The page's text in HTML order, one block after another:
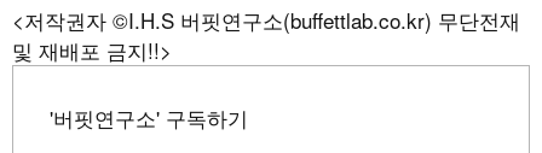
<저작권자 ©I.H.S 버핏연구소(buffettlab.co.kr) 무단전재
및 재배포 금지!!>
'버핏연구소' 구독하기